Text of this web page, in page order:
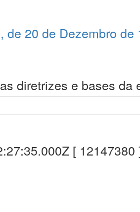
de 20 de Dezembro de
diretrizes e bases da
[ 12147380